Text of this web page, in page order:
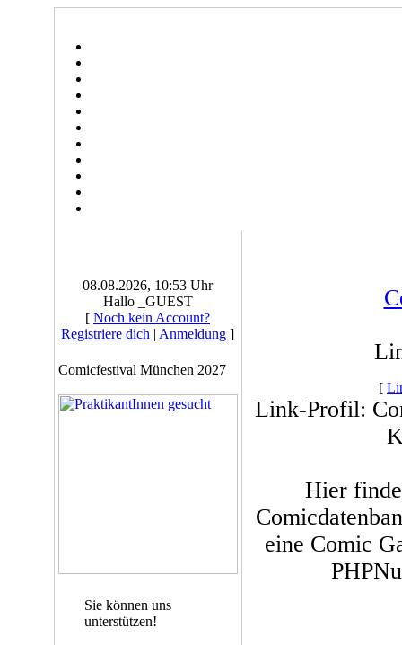
08.08.2026, 10:53 Uhr
Hallo _GUEST
[ Noch kein Account?
Registriere dich | Anmeldung ]
Comicfestival München 2027
Sie können uns
unterstützen!
[
Link-Profil:
Hier
eine Comic